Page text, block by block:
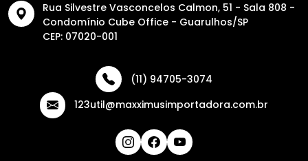
Rua Silvestre Vasconcelos Calmon, 51 - Sala 808 -
Condomínio Cube Office - Guarulhos/SP
CEP: 07020-001
(11) 94705-3074
123util@maxximusimportadora.com.br